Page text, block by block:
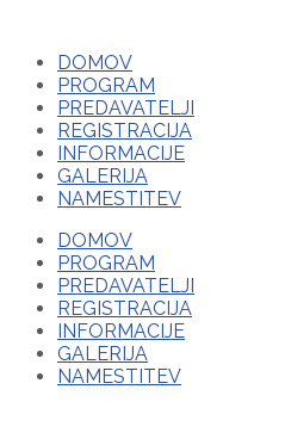
DOMOV
PROGRAM
PREDAVATELJI
REGISTRACIJA
INFORMACIJE
GALERIJA
NAMESTITEV
DOMOV
PROGRAM
PREDAVATELJI
REGISTRACIJA
INFORMACIJE
GALERIJA
NAMESTITEV